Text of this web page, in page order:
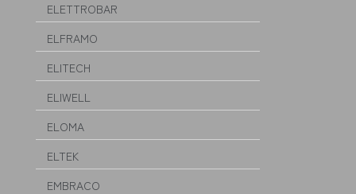
ELETTROBAR
ELFRAMO
ELITECH
ELIWELL
ELOMA
ELTEK
EMBRACO